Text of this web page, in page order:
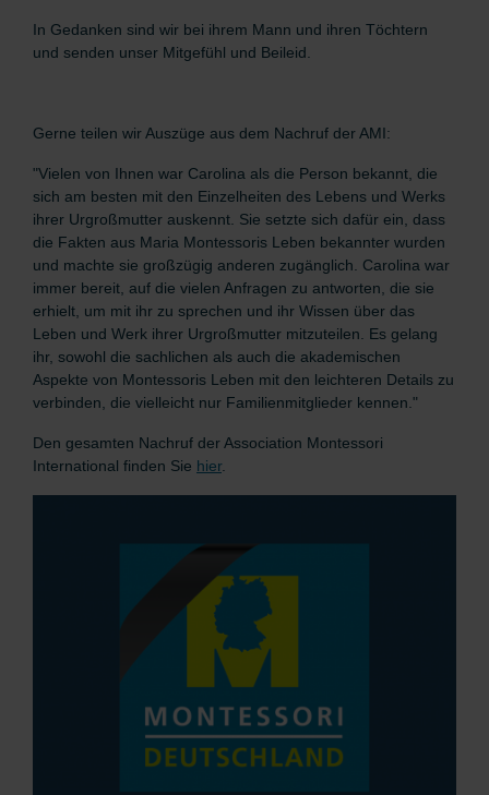
In Gedanken sind wir bei ihrem Mann und ihren Töchtern
und senden unser Mitgefühl und Beileid.
Gerne teilen wir Auszüge aus dem Nachruf der AMI:
"Vielen von Ihnen war Carolina als die Person bekannt, die
sich am besten mit den Einzelheiten des Lebens und Werks
ihrer Urgroßmutter auskennt. Sie setzte sich dafür ein, dass
die Fakten aus Maria Montessoris Leben bekannter wurden
und machte sie großzügig anderen zugänglich. Carolina war
immer bereit, auf die vielen Anfragen zu antworten, die sie
erhielt, um mit ihr zu sprechen und ihr Wissen über das
Leben und Werk ihrer Urgroßmutter mitzuteilen. Es gelang
ihr, sowohl die sachlichen als auch die akademischen
Aspekte von Montessoris Leben mit den leichteren Details zu
verbinden, die vielleicht nur Familienmitglieder kennen."
Den gesamten Nachruf der Association Montessori
International finden Sie hier.